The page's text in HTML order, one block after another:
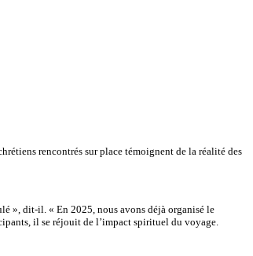
rencontrés sur place témoignent de la réalité des
», dit-il. « En 2025, nous avons déjà organisé le
il se réjouit de l’impact spirituel du voyage.